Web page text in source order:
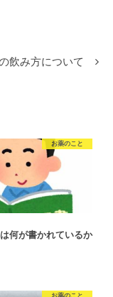
飲み方について
お薬のこと
何が書かれているか